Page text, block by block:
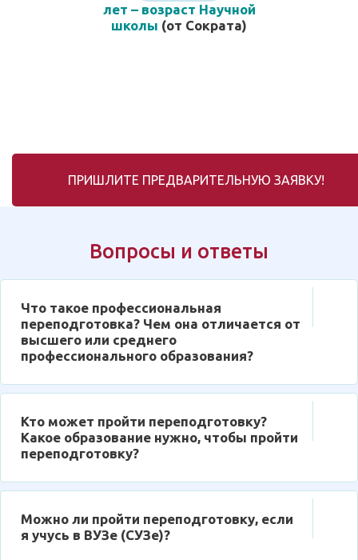
лет – возраст Научной
школы (от Сократа)
ПРИШЛИТЕ ПРЕДВАРИТЕЛЬНУЮ ЗАЯВКУ!
Вопросы и ответы
Что такое профессиональная
переподготовка? Чем она отличается от
высшего или среднего
профессионального образования?
Кто может пройти переподготовку?
Какое образование нужно, чтобы пройти
переподготовку?
Можно ли пройти переподготовку, если
я учусь в ВУЗе (СУЗе)?